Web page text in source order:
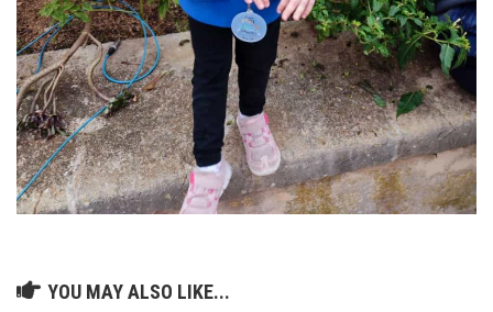
YOU MAY ALSO LIKE...